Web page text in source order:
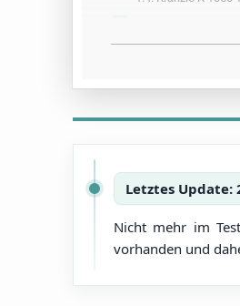
3. Vergleichstabelle
6. Außerdem getestet
Letztes Update:
Nicht mehr im
vorhanden und